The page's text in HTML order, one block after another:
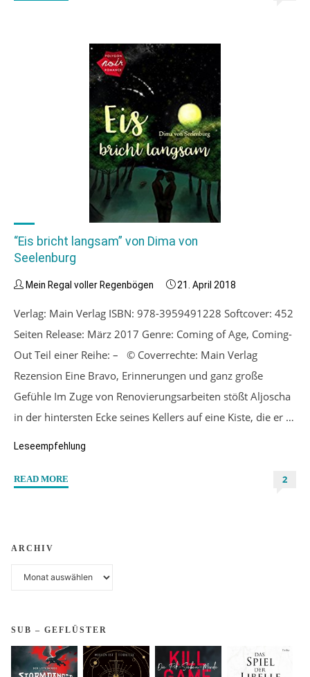
Adam”
Erpenbach"
“Eis bricht langsam” von Dima von
Seelenburg
Mein Regal voller Regenbögen 21. April 2018
Verlag: Main Verlag ISBN: 978-3959491228 Softcover: 452
Seiten Release: März 2017 Genre: Coming of Age, Coming-
Out Teil einer Reihe: – © Coverrechte: Main Verlag
Rezension Eine Bravo, Erinnerungen und ganz große
Gefühle Im Zuge von Renovierungsarbeiten stößt Aljoscha
in der hintersten Ecke seines Kellers auf eine Kiste, die er …
Leseempfehlung
READ MORE
Seelenburg"
2
ARCHIV
SUB – GEFLÜSTER